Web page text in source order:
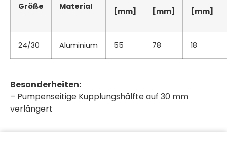
Größe Material
[mm]
[mm]
[mm]
24/30 Aluminium 55 78 18
Besonderheiten:
– Pumpenseitige Kupplungshälfte auf 30 mm
verlängert